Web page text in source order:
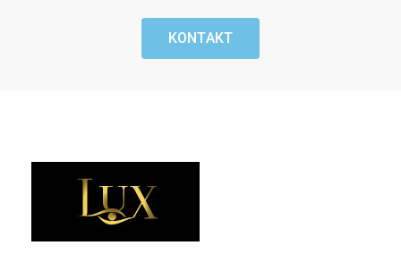
KONTAKT